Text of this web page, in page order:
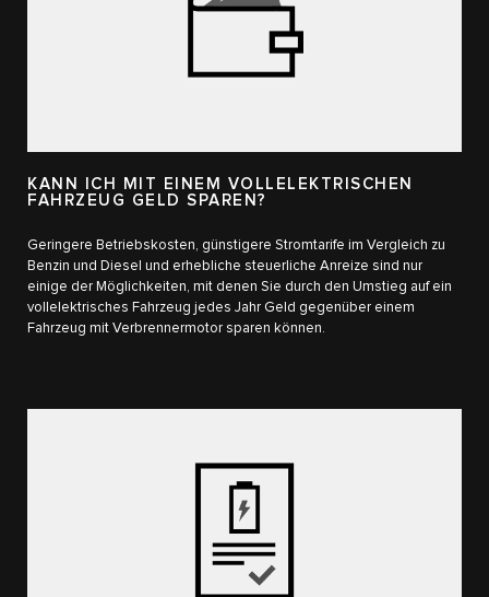
KANN ICH MIT EINEM VOLLELEKTRISCHEN
FAHRZEUG GELD SPAREN?
Geringere Betriebskosten, günstigere Stromtarife im Vergleich zu
Benzin und Diesel und erhebliche steuerliche Anreize sind nur
einige der Möglichkeiten, mit denen Sie durch den Umstieg auf ein
vollelektrisches Fahrzeug jedes Jahr Geld gegenüber einem
Fahrzeug mit Verbrennermotor sparen können.